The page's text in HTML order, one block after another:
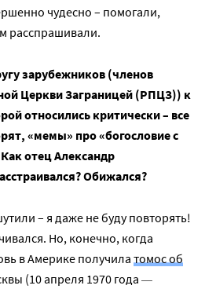
чудесно – помогали,
расспрашивали.
зарубежников (членов
Церкви Заграницей (РПЦЗ)) к
относились критически – все
«мемы» про «богословие с
отец Александр
Обижался?
– я даже не буду повторять!
Но, конечно, когда
в Америке получила томос об
(10 апреля 1970 года —